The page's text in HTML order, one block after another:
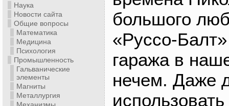
Наука
Новости сайта
Общие вопросы
Математика
Медицина
Психология
Промышленность
Гальванические
элементы
Магниты
Металлургия
большого
«Руссо-
гаража в
нечем. Даже